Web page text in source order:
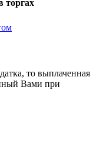
торгах
то выплаченная
Вами при